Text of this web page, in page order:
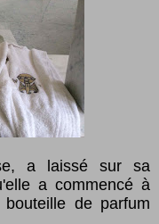
a laissé sur sa
a commencé à
de parfum